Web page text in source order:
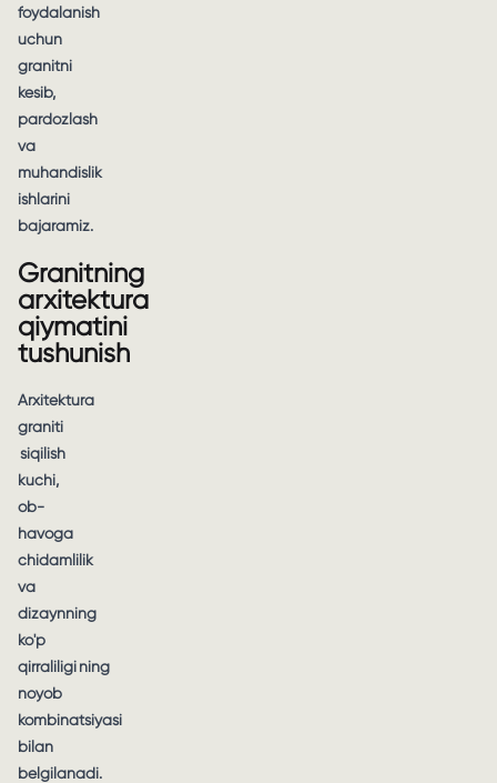
foydalanish
uchun
granitni
kesib,
pardozlash
va
muhandislik
ishlarini
bajaramiz.
Granitning
arxitektura
qiymatini
tushunish
Arxitektura
graniti
siqilish
kuchi,
ob-
havoga
chidamlilik
va
dizaynning
ko'p
qirraliligining
noyob
kombinatsiyasi
bilan
belgilanadi.